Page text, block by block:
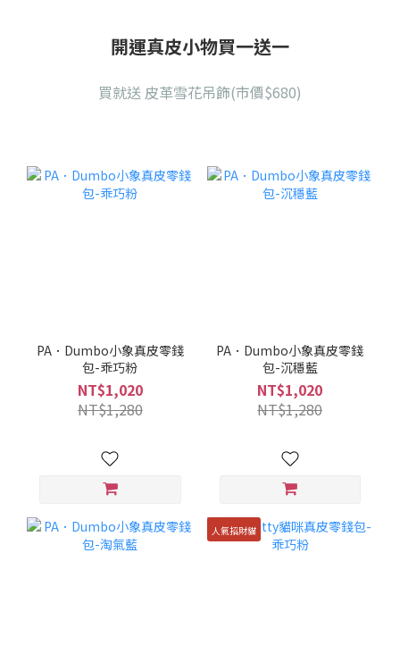
開運真皮小物買一送一
買就送 皮革雪花吊飾(市價$680)
PA．Dumbo小象真皮零錢
包-乖巧粉
NT$1,020
NT$1,280
PA．Dumbo小象真皮零錢
包-沉穩藍
NT$1,020
NT$1,280
人氣招財貓